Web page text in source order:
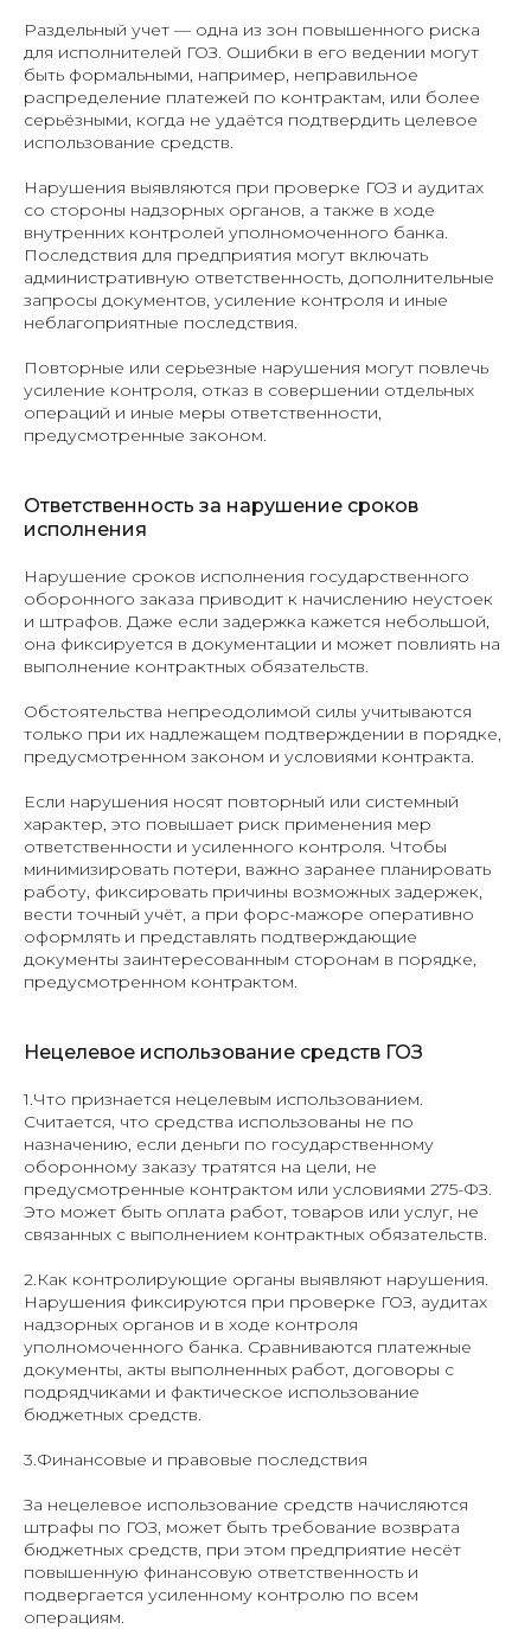
Раздельный учет — одна из зон повышенного риска
для исполнителей ГОЗ. Ошибки в его ведении могут
быть формальными, например, неправильное
распределение платежей по контрактам, или более
серьёзными, когда не удаётся подтвердить целевое
использование средств.
Нарушения выявляются при проверке ГОЗ и аудитах
со стороны надзорных органов, а также в ходе
внутренних контролей уполномоченного банка.
Последствия для предприятия могут включать
административную ответственность, дополнительные
запросы документов, усиление контроля и иные
неблагоприятные последствия.
Повторные или серьезные нарушения могут повлечь
усиление контроля, отказ в совершении отдельных
операций и иные меры ответственности,
предусмотренные законом.
Ответственность за нарушение сроков
исполнения
Нарушение сроков исполнения государственного
оборонного заказа приводит к начислению неустоек
и штрафов. Даже если задержка кажется небольшой,
она фиксируется в документации и может повлиять на
выполнение контрактных обязательств.
Обстоятельства непреодолимой силы учитываются
только при их надлежащем подтверждении в порядке,
предусмотренном законом и условиями контракта.
Если нарушения носят повторный или системный
характер, это повышает риск применения мер
ответственности и усиленного контроля. Чтобы
минимизировать потери, важно заранее планировать
работу, фиксировать причины возможных задержек,
вести точный учёт, а при форс-мажоре оперативно
оформлять и представлять подтверждающие
документы заинтересованным сторонам в порядке,
предусмотренном контрактом.
Нецелевое использование средств ГОЗ
1.Что признается нецелевым использованием.
Считается, что средства использованы не по
назначению, если деньги по государственному
оборонному заказу тратятся на цели, не
предусмотренные контрактом или условиями 275-ФЗ.
Это может быть оплата работ, товаров или услуг, не
связанных с выполнением контрактных обязательств.
2.Как контролирующие органы выявляют нарушения.
Нарушения фиксируются при проверке ГОЗ, аудитах
надзорных органов и в ходе контроля
уполномоченного банка. Сравниваются платежные
документы, акты выполненных работ, договоры с
подрядчиками и фактическое использование
бюджетных средств.
3.Финансовые и правовые последствия
За нецелевое использование средств начисляются
штрафы по ГОЗ, может быть требование возврата
бюджетных средств, при этом предприятие несёт
повышенную финансовую ответственность и
подвергается усиленному контролю по всем
операциям.